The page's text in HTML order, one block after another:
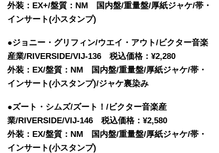
外装：EX+/盤質：NM 国内盤/重量盤/厚紙ジャケ/帯・
インサート(小スタンプ)
●ジョニー・グリフィン/ウエイ・アウト/ビクター音楽
産業/RIVERSIDE/VIJ-136 税込価格：¥2,280
外装：EX/盤質：NM 国内盤/重量盤/厚紙ジャケ/帯・
インサート(小スタンプ)/ジャケ裏染み
●ズート・シムズ/ズート！/ビクター音楽産
業/RIVERSIDE/VIJ-146 税込価格：¥2,580
外装：EX/盤質：NM 国内盤/重量盤/厚紙ジャケ/帯・
インサート(小スタンプ)